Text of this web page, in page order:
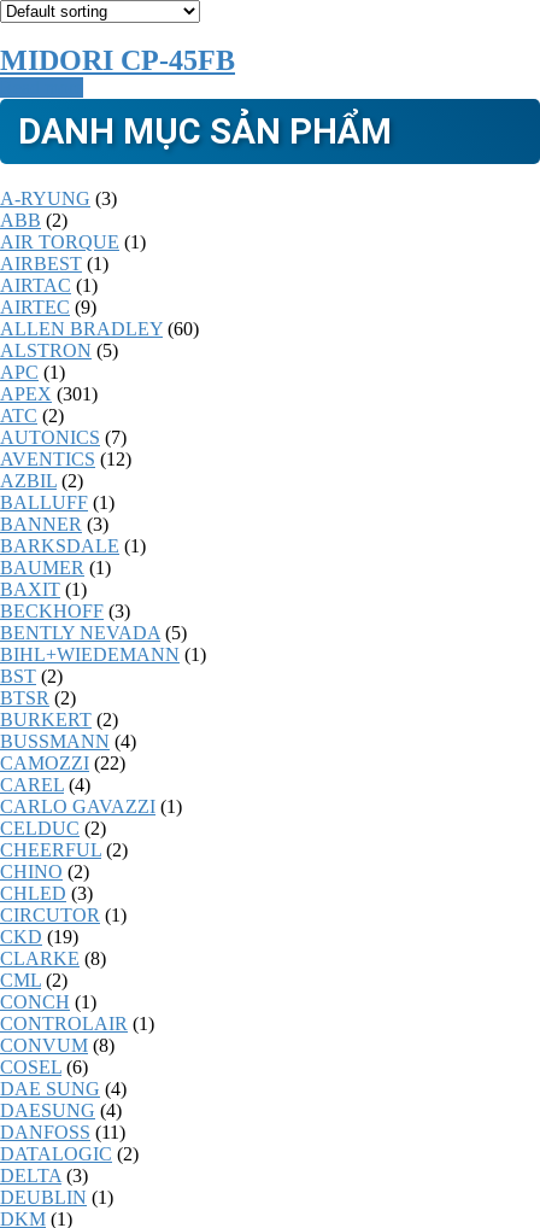
MIDORI CP-45FB
DANH MỤC SẢN PHẨM
A-RYUNG (3)
ABB (2)
AIR TORQUE (1)
AIRBEST (1)
AIRTAC (1)
AIRTEC (9)
ALLEN BRADLEY (60)
ALSTRON (5)
APC (1)
APEX (301)
ATC (2)
AUTONICS (7)
AVENTICS (12)
AZBIL (2)
BALLUFF (1)
BANNER (3)
BARKSDALE (1)
BAUMER (1)
BAXIT (1)
BECKHOFF (3)
BENTLY NEVADA (5)
BIHL+WIEDEMANN (1)
BST (2)
BTSR (2)
BURKERT (2)
BUSSMANN (4)
CAMOZZI (22)
CAREL (4)
CARLO GAVAZZI (1)
CELDUC (2)
CHEERFUL (2)
CHINO (2)
CHLED (3)
CIRCUTOR (1)
CKD (19)
CLARKE (8)
CML (2)
CONCH (1)
CONTROLAIR (1)
CONVUM (8)
COSEL (6)
DAE SUNG (4)
DAESUNG (4)
DANFOSS (11)
DATALOGIC (2)
DELTA (3)
DEUBLIN (1)
DKM (1)